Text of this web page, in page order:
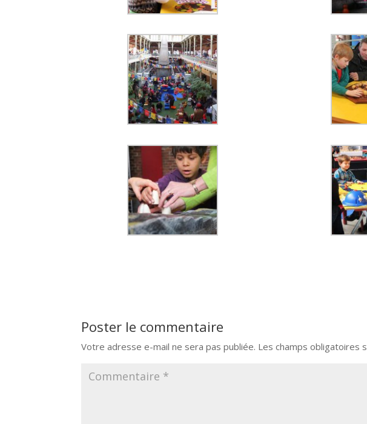
Poster le commentaire
Votre adresse e-mail ne sera pas publiée. Les champs obligatoires